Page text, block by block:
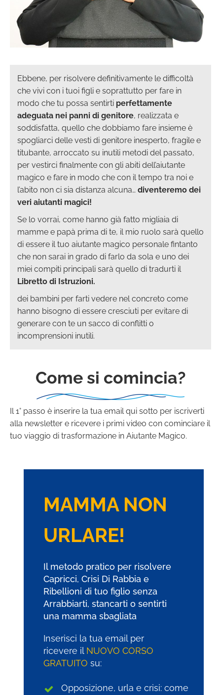
Ebbene, per risolvere definitivamente le difficoltà
che vivi con i tuoi figli e soprattutto per fare in
modo che tu possa sentirti perfettamente
adeguata nei panni di genitore, realizzata e
soddisfatta, quello che dobbiamo fare insieme è
spogliarci delle vesti di genitore inesperto, fragile e
titubante, arroccato su inutili metodi del passato,
per vestirci finalmente con gli abiti dell’aiutante
magico e fare in modo che con il tempo tra noi e
l’abito non ci sia distanza alcuna… diventeremo dei
veri aiutanti magici!
Se lo vorrai, come hanno già fatto migliaia di
mamme e papà prima di te, il mio ruolo sarà quello
di essere il tuo aiutante magico personale fintanto
che non sarai in grado di farlo da sola e uno dei
miei compiti principali sarà quello di tradurti il
Libretto di Istruzioni.
dei bambini per farti vedere nel concreto come
hanno bisogno di essere cresciuti per evitare di
generare con te un sacco di conflitti o
incomprensioni inutili.
Come si comincia?
Il 1° passo è inserire la tua email qui sotto per iscriverti
alla newsletter e ricevere i primi video con cominciare il
tuo viaggio di trasformazione in Aiutante Magico.
MAMMA NON
URLARE!
Il metodo pratico per risolvere
Capricci, Crisi Di Rabbia e
Ribellioni di tuo figlio senza
Arrabbiarti, stancarti o sentirti
una mamma sbagliata
Inserisci la tua email per
ricevere il NUOVO CORSO
GRATUITO su:
Opposizione, urla e crisi: come